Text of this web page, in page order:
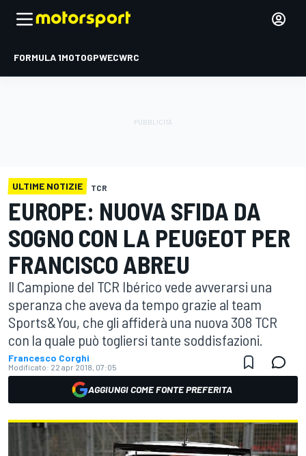
FORMULA 1MOTOGPWECWRC
ULTIME NOTIZIE TCR
EUROPE: NUOVA SFIDA DA
SOGNO CON LA PEUGEOT PER
FRANCISCO ABREU
Il Campione del TCR Ibérico vede avverarsi una
speranza che aveva da tempo grazie al team
Sports&You, che gli affiderà una nuova 308 TCR
con la quale può togliersi tante soddisfazioni.
Francesco Corghi
Modificato: 22 apr 2018, 07:05
AGGIUNGI COME FONTE PREFERITA